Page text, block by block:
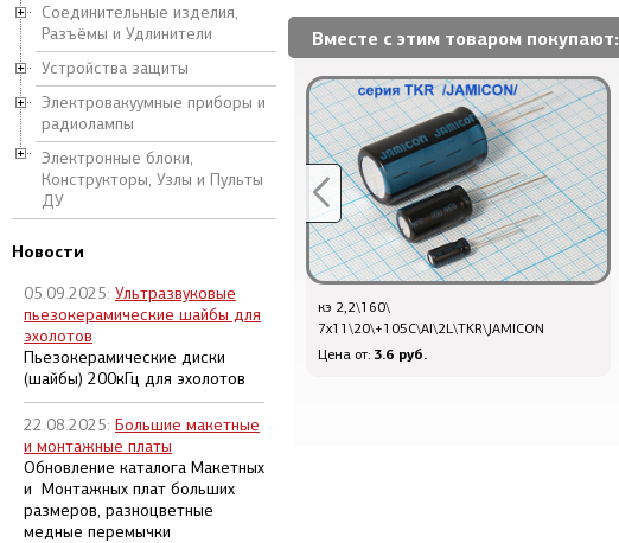
Соединительные изделия,
Разъёмы и Удлинители
Устройства защиты
Электровакуумные приборы и
радиолампы
Электронные блоки,
Конструкторы, Узлы и Пульты
ДУ
Новости
05.09.2025: Ультразвуковые
пьезокерамические шайбы для
эхолотов
Пьезокерамические диски
(шайбы) 200кГц для эхолотов
22.08.2025: Большие макетные
и монтажные платы
Обновление каталога Макетных
и Монтажных плат больших
размеров, разноцветные
медные перемычки
Вместе с этим товаром покупают:
Р 1,0К\ 0,250\AXI 2,3x 6,2\ 5\CF\2L\CFR\
Цена от:1.2 руб.
кэ 2,2\160\
7x11\20\+105C\Al\2L\TKR\JAMICON
Цена от: 3.6 руб.